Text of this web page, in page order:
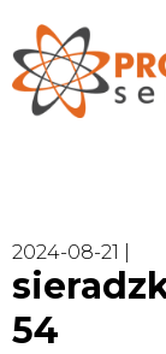
2024-08-21 |
54